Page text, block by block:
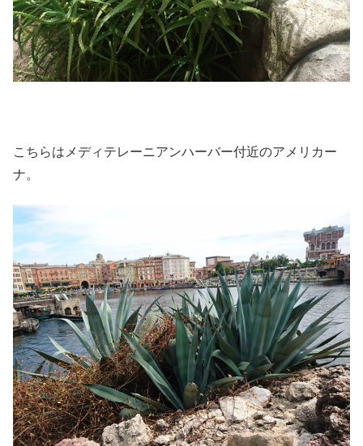
こちらはメディテレーニアンハーバー付近のアメリカー
ナ。